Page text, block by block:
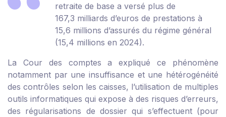
retraite de base a versé plus de
167,3 milliards d’euros de prestations à
15,6 millions d’assurés du régime général
(15,4 millions en 2024).
La Cour des comptes a expliqué ce phénomène
notamment par une insuffisance et une hétérogénéité
des contrôles selon les caisses, l’utilisation de multiples
outils informatiques qui expose à des risques d’erreurs,
des régularisations de dossier qui s’effectuent (pour